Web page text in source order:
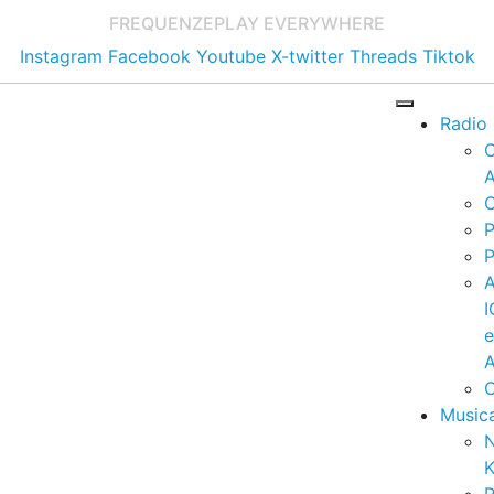
FREQUENZEPLAY EVERYWHERE
Instagram Facebook Youtube X-twitter Threads Tiktok
Radio
e